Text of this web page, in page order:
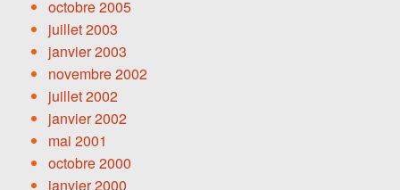
octobre 2005
juillet 2003
janvier 2003
novembre 2002
juillet 2002
janvier 2002
mai 2001
octobre 2000
janvier 2000